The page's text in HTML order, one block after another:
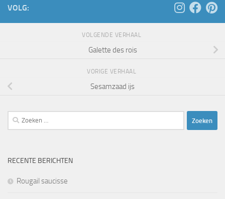
VOLG:
VOLGENDE VERHAAL
Galette des rois
VORIGE VERHAAL
Sesamzaad ijs
Zoeken
naar:
RECENTE BERICHTEN
Rougail saucisse